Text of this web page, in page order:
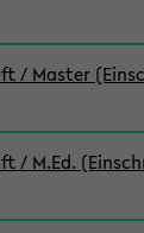
/ Master
/ M.Ed.